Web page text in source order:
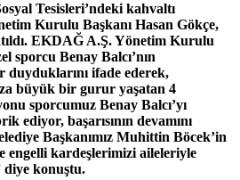
Tesisleri’ndeki kahvaltı
Kurulu Başkanı Hasan Gökçe,
EKDAĞ A.Ş. Yönetim Kurulu
sporcu Benay Balcı’nın
duyduklarını ifade ederek,
büyük bir gurur yaşatan 4
sporcumuz Benay Balcı’yı
ediyor, başarısının devamını
Başkanımız Muhittin Böcek’in
engelli kardeşlerimizi aileleriyle
konuştu.